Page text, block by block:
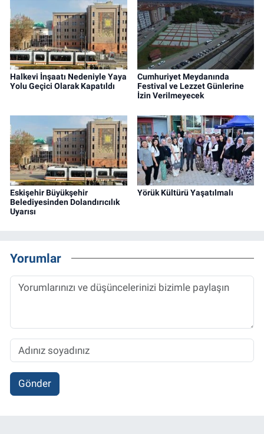
Halkevi İnşaatı Nedeniyle Yaya
Yolu Geçici Olarak Kapatıldı
Cumhuriyet Meydanında
Festival ve Lezzet Günlerine
İzin Verilmeyecek
Eskişehir Büyükşehir
Belediyesinden Dolandırıcılık
Uyarısı
Yörük Kültürü Yaşatılmalı
Yorumlar
Gönder